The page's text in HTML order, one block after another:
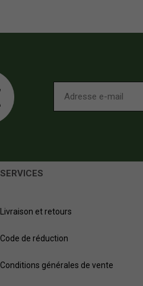
SERVICES
Livraison et retours
Code de réduction
Conditions générales de vente